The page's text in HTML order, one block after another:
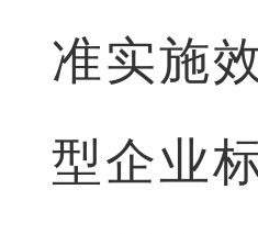
准实施
型企业